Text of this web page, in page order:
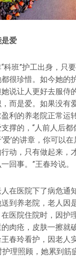
爱
科班”护工出身，只
很珍惜。如今她的
说让人更好去服侍
而是爱。如果没有
利的养老院正常运
撑的，“人前人后都
爱’的讲章，你可以
动，只有做起来，
回事。”王春玲说。
在医院下了病危通
到养老院，老人因
医院住院时，因护
肉疮，皮肤一擦就
春玲看护，因老人
理照顾，她累到筋